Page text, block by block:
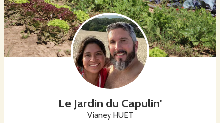
Le Jardin du Capulin'
Vianey HUET